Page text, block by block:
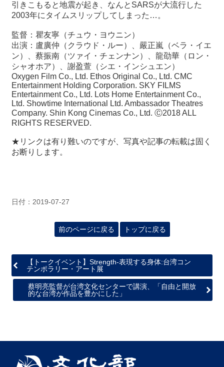
引きこもると地震が起き、なんと SARSが大流行した
2003年にタイムスリップしてしまった … 。
監督：瞿友寧（チュウ・ヨウニン）
出演：盧廣仲（クラウド・ルー）、嚴正嵐（ベラ・イエ
ン）、蔡振南（ツァイ・チェンナン）、龍劭華（ロン・
シャオホア）、謝盈萱（シエ・インシュエン）
Oxygen Film Co., Ltd. Ethos Original Co., Ltd. CMC
Entertainment Holding Corporation. SKY FILMS
Entertainment Co., Ltd. Lots Home Entertainment Co.,
Ltd. Showtime International Ltd. Ambassador Theatres
Company. Shin Kong Cinemas Co., Ltd. Ⓒ2018 ALL
RIGHTS RESERVED.
★リンクは有り難いのですが、写真や記事の転載は固く
お断りします。
日付：2019-07-27
前のページに戻る トップに戻る
【トークイベント】Strength-表現する身体:台湾コン
テンポラリー・アート展
蔡明亮監督が台湾文化センターで講演、「自由と開放
的な台湾が作品を豊かにした」